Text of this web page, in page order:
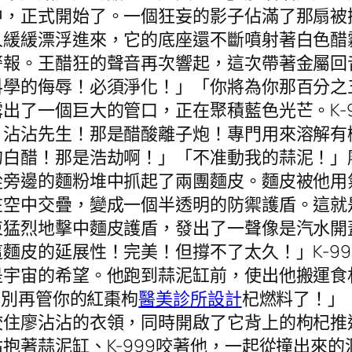
正式開始了。一個狂妄的影子佔滿了那扇
緩漂浮進來，它的底座還不斷噴射著白色
。王醋狂的聲音再次響起，這次帶著金屬
的侮辱！必須淨化！」「你將為你那百分
了一個巨大的管口，正在聚積藍色光芒。
沾先生！那是醋酸離子炮！專門用來溶解
醋！那是浩劫啊！」「不准動我的蒜泥！
邊的麵粉堆中抓起了兩團麵皮。麵皮被他
中交疊，變成一個半透明的防禦護盾。這
烈地擊中麵皮護盾，發出了一聲像是汽水
皮的延展性！完美！但撐不了太久！」K-
宙的希望。他跑到蒜泥缸前，使出他搬運
再管你的紅棗枸醫美診所設計杞燃料了！
廖沾沾的衣領，同時開啟了它背上的枸杞
著蒜泥缸、K-999咬著他，一起從撞出來